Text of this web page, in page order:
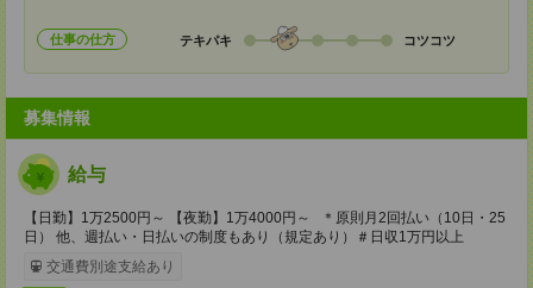
仕事の仕方 テキパキ コツコツ
募集情報
給与
【日勤】1万2500円～ 【夜勤】1万4000円～ ＊原則月2回払い（10日・25
日） 他、週払い・日払いの制度もあり（規定あり）＃日収1万円以上
交通費別途支給あり